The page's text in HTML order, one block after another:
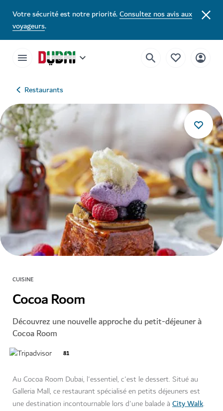
Votre sécurité est notre priorité.Consultez nos avis aux
voyageurs.
Restaurants
CUISINE
Cocoa Room
Découvrez une nouvelle approche du petit-déjeuner à
Cocoa Room
81
Au Cocoa Room Dubai, l'essentiel, c'est le dessert. Situé au
Galleria Mall, ce restaurant spécialisé en petits déjeuners est
une destination incontournable lors d'une balade à City Walk.